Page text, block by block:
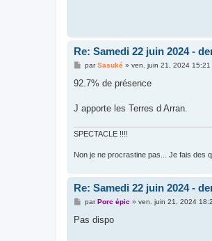
Re: Samedi 22 juin 2024 -
M
s
g
parSasuké» ven. juin 21, 2024 15:21
92.7% de présence
J apporte les Terres d Arran.
SPECTACLE !!!!
Non je ne procrastine pas... Je fais des
Re: Samedi 22 juin 2024 -
M
s
parPorc épic » ven. juin 21, 2024
Pas dispo